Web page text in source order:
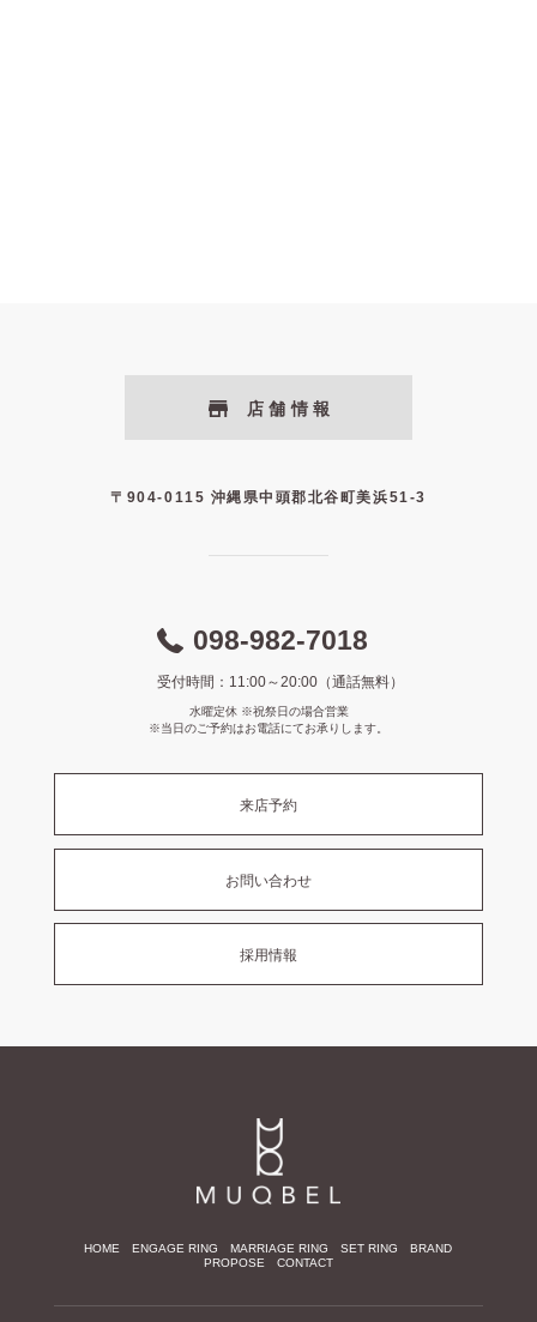
店舗情報
〒904-0115 沖縄県中頭郡北谷町美浜51-3
098-982-7018
受付時間：11:00～20:00（通話無料）
水曜定休 ※祝祭日の場合営業
※当日のご予約はお電話にてお承りします。
来店予約
お問い合わせ
採用情報
HOME ENGAGE RING MARRIAGE RING SET RING
BRAND
PROPOSE
CONTACT